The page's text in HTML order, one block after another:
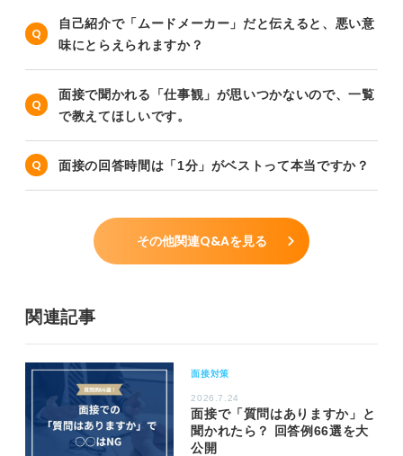
自己紹介で「ムードメーカー」だと伝えると、悪い意
味にとらえられますか？
面接で聞かれる「仕事観」が思いつかないので、一覧
で教えてほしいです。
面接の回答時間は「1分」がベストって本当ですか？
その他関連Q&Aを見る
関連記事
面接対策
2026.7.24
面接で「質問はありますか」と
聞かれたら？ 回答例66選を大
公開